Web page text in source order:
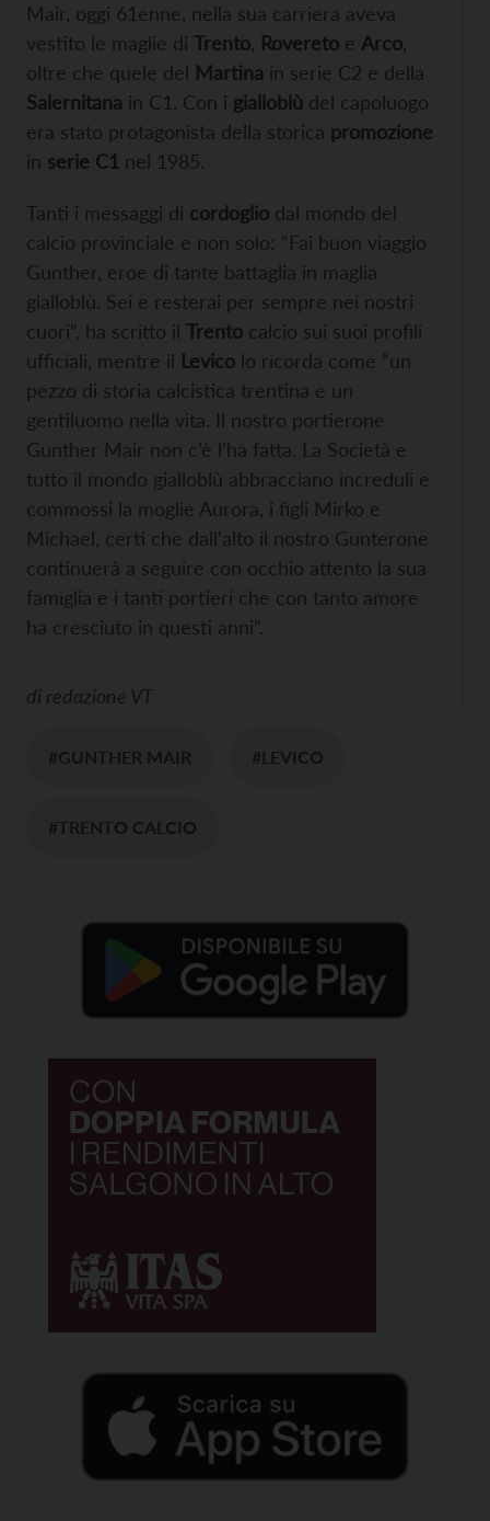
Mair, oggi 61enne, nella sua carriera aveva
vestito le maglie di Trento Rovereto e Arco
oltre che quele del Martina in serie C2 e della
Salernitana in C1. Con i gialloblù del capoluogo
era stato protagonista della storica promozione
in serie C1 nel 1985.
Tanti i messaggi di cordoglio dal mondo del
calcio provinciale e non solo: “Fai buon viaggio
Gunther, eroe di tante battaglia in maglia
gialloblù. Sei e resterai per sempre nei nostri
cuori”, ha scritto il Trento calcio sui suoi profili
ufficiali, mentre il Levico lo ricorda come “un
pezzo di storia calcistica trentina e un
gentiluomo nella vita. Il nostro portierone
Gunther Mair non c’è l’ha fatta. La Società e
tutto il mondo gialloblù abbracciano increduli e
commossi la moglie Aurora, i figli Mirko e
Michael, certi che dall’alto il nostro Gunterone
continuerà a seguire con occhio attento la sua
famiglia e i tanti portieri che con tanto amore
ha cresciuto in questi anni”.
di redazione VT
#GUNTHER MAIR #LEVICO
#TRENTO CALCIO